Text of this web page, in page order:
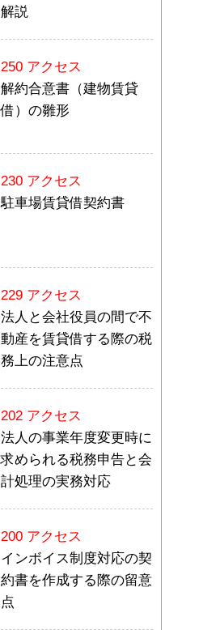
解説
250 アクセス
解約合意書（建物賃貸
借）の雛形
230 アクセス
駐車場賃貸借契約書
229 アクセス
法人と会社役員の間で不
動産を賃貸借する際の税
務上の注意点
202 アクセス
法人の事業年度変更時に
求められる税務申告と会
計処理の実務対応
200 アクセス
インボイス制度対応の契
約書を作成する際の留意
点